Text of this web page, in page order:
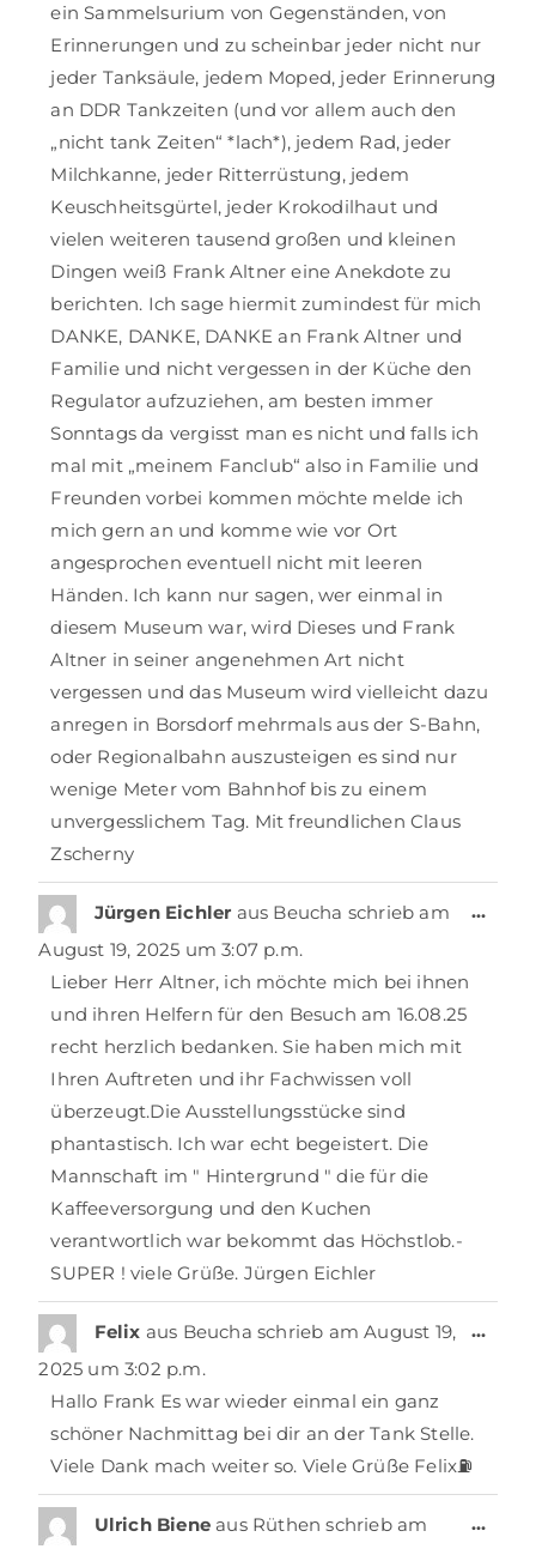
ein Sammelsurium von Gegenständen, von
Erinnerungen und zu scheinbar jeder nicht nur
jeder Tanksäule, jedem Moped, jeder Erinnerung
an DDR Tankzeiten (und vor allem auch den
„nicht tank Zeiten“ *lach*), jedem Rad, jeder
Milchkanne, jeder Ritterrüstung, jedem
Keuschheitsgürtel, jeder Krokodilhaut und
vielen weiteren tausend großen und kleinen
Dingen weiß Frank Altner eine Anekdote zu
berichten. Ich sage hiermit zumindest für mich
DANKE, DANKE, DANKE an Frank Altner und
Familie und nicht vergessen in der Küche den
Regulator aufzuziehen, am besten immer
Sonntags da vergisst man es nicht und falls ich
mal mit „meinem Fanclub“ also in Familie und
Freunden vorbei kommen möchte melde ich
mich gern an und komme wie vor Ort
angesprochen eventuell nicht mit leeren
Händen. Ich kann nur sagen, wer einmal in
diesem Museum war, wird Dieses und Frank
Altner in seiner angenehmen Art nicht
vergessen und das Museum wird vielleicht dazu
anregen in Borsdorf mehrmals aus der S-Bahn,
oder Regionalbahn auszusteigen es sind nur
wenige Meter vom Bahnhof bis zu einem
unvergesslichem Tag. Mit freundlichen Claus
Zscherny
Jürgen Eichler aus Beucha schrieb am
August 19, 2025 um 3:07 p.m.
Lieber Herr Altner, ich möchte mich bei ihnen
und ihren Helfern für den Besuch am 16.08.25
recht herzlich bedanken. Sie haben mich mit
Ihren Auftreten und ihr Fachwissen voll
überzeugt.Die Ausstellungsstücke sind
phantastisch. Ich war echt begeistert. Die
Mannschaft im " Hintergrund " die für die
Kaffeeversorgung und den Kuchen
verantwortlich war bekommt das Höchstlob.-
SUPER ! viele Grüße. Jürgen Eichler
…
Felix aus Beucha schrieb am August 19,
2025 um 3:02 p.m.
Hallo Frank Es war wieder einmal ein ganz
schöner Nachmittag bei dir an der Tank Stelle.
Viele Dank mach weiter so. Viele Grüße Felix⛽️
…
Ulrich Biene aus Rüthen schrieb am
…